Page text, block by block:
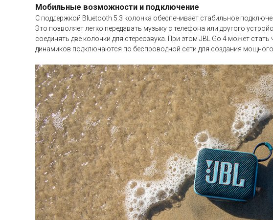
Мобильные возможности и подключение
С поддержкой Bluetooth 5.3 колонка обеспечивает стабильное
Это позволяет легко передавать музыку с телефона или другого
соединять две колонки для стереозвука. При этом JBL Go 4 может
динамиков подключаются по беспроводной сети для создания